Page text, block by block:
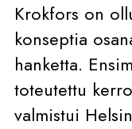
Krokfors on
konseptia
hanketta.
toteutettu
valmistui